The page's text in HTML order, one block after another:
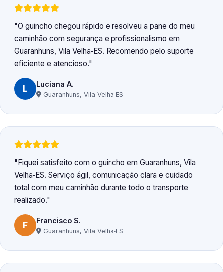
O guincho chegou rápido e resolveu a pane do meu
caminhão com segurança e profissionalismo em
Guaranhuns, Vila Velha‑ES. Recomendo pelo suporte
eficiente e atencioso.
L Luciana A.
Guaranhuns, Vila Velha‑ES
Fiquei satisfeito com o guincho em Guaranhuns, Vila
Velha‑ES. Serviço ágil, comunicação clara e cuidado
total com meu caminhão durante todo o transporte
realizado.
F Francisco S.
Guaranhuns, Vila Velha‑ES